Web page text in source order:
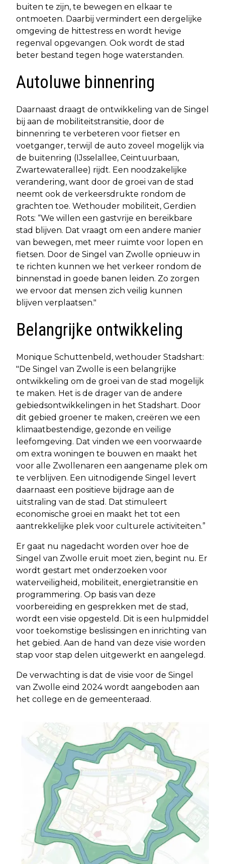
buiten te zijn, te bewegen en elkaar te
ontmoeten. Daarbij vermindert een dergelijke
omgeving de hittestress en wordt hevige
regenval opgevangen. Ook wordt de stad
beter bestand tegen hoge waterstanden.
Autoluwe binnenring
Daarnaast draagt de ontwikkeling van de Singel
bij aan de mobiliteitstransitie, door de
binnenring te verbeteren voor fietser en
voetganger, terwijl de auto zoveel mogelijk via
de buitenring (IJsselallee, Ceintuurbaan,
Zwartewaterallee) rijdt. Een noodzakelijke
verandering, want door de groei van de stad
neemt ook de verkeersdrukte rondom de
grachten toe. Wethouder mobiliteit, Gerdien
Rots: “We willen een gastvrije en bereikbare
stad blijven. Dat vraagt om een andere manier
van bewegen, met meer ruimte voor lopen en
fietsen. Door de Singel van Zwolle opnieuw in
te richten kunnen we het verkeer rondom de
binnenstad in goede banen leiden. Zo zorgen
we ervoor dat mensen zich veilig kunnen
blijven verplaatsen."
Belangrijke ontwikkeling
Monique Schuttenbeld, wethouder Stadshart:
"De Singel van Zwolle is een belangrijke
ontwikkeling om de groei van de stad mogelijk
te maken. Het is de drager van de andere
gebiedsontwikkelingen in het Stadshart. Door
dit gebied groener te maken, creëren we een
klimaatbestendige, gezonde en veilige
leefomgeving. Dat vinden we een voorwaarde
om extra woningen te bouwen en maakt het
voor alle Zwollenaren een aangename plek om
te verblijven. Een uitnodigende Singel levert
daarnaast een positieve bijdrage aan de
uitstraling van de stad. Dat stimuleert
economische groei en maakt het tot een
aantrekkelijke plek voor culturele activiteiten.”
Er gaat nu nagedacht worden over hoe de
Singel van Zwolle eruit moet zien, begint nu. Er
wordt gestart met onderzoeken voor
waterveiligheid, mobiliteit, energietransitie en
programmering. Op basis van deze
voorbereiding en gesprekken met de stad,
wordt een visie opgesteld. Dit is een hulpmiddel
voor toekomstige beslissingen en inrichting van
het gebied. Aan de hand van deze visie worden
stap voor stap delen uitgewerkt en aangelegd.
De verwachting is dat de visie voor de Singel
van Zwolle eind 2024 wordt aangeboden aan
het college en de gemeenteraad.